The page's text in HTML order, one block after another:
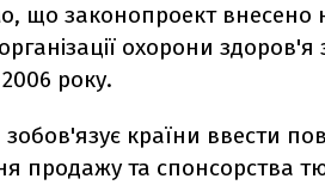
що законопроект
організації охорони
року.
зобов'язує країни ввести
продажу та спонсорства